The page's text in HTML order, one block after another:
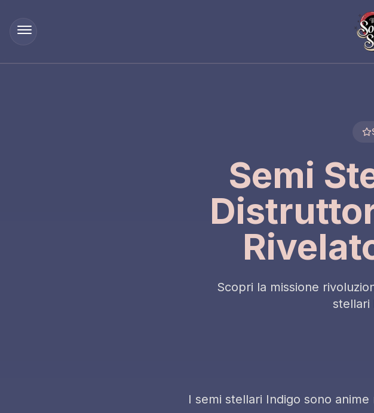
Semi
Scopri la missione
stellari
I semi stellari Indigo sono